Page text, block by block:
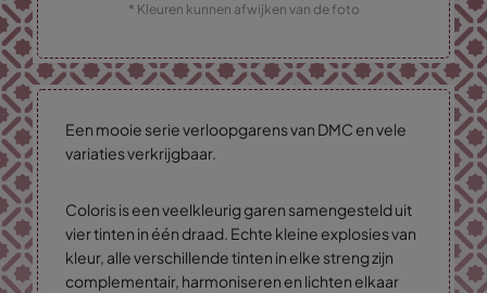
* Kleuren kunnen afwijken van de foto
Een mooie serie verloopgarens van DMC en vele
variaties verkrijgbaar.
Coloris is een veelkleurig garen samengesteld uit
vier tinten in één draad. Echte kleine explosies van
kleur, alle verschillende tinten in elke streng zijn
complementair, harmoniseren en lichten elkaar